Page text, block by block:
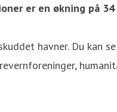
er en økning på
havner. Du